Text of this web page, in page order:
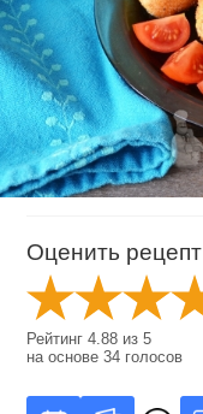
Оценить рецепт
Рейтинг4.88 из5
на основе34 голосов